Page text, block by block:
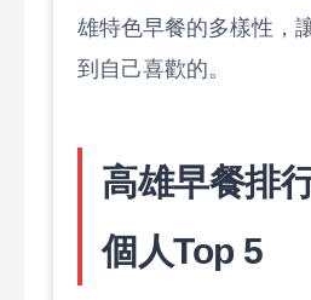
雄特色早餐的多樣性，
到自己喜歡的。
高雄早餐排
個人Top 5